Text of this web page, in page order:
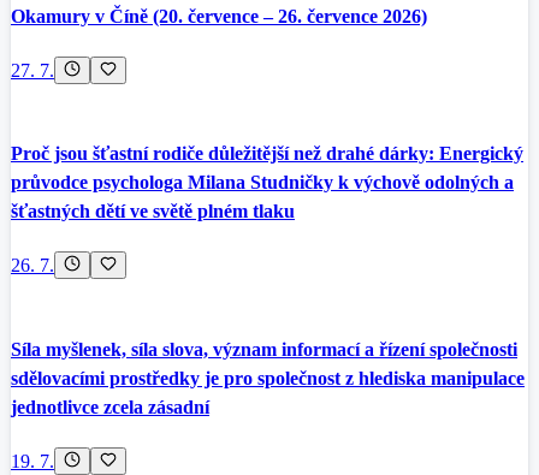
Okamury v Číně (20. července – 26. července 2026)
27. 7.
Proč jsou šťastní rodiče důležitější než drahé dárky: Energický
průvodce psychologa Milana Studničky k výchově odolných a
šťastných dětí ve světě plném tlaku
26. 7.
Síla myšlenek, síla slova, význam informací a řízení společnosti
sdělovacími prostředky je pro společnost z hlediska manipulace
jednotlivce zcela zásadní
19. 7.